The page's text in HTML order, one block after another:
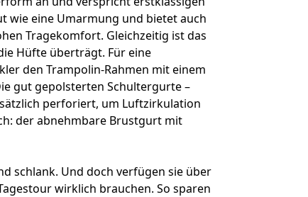
wie eine Umarmung und bietet auch
Tragekomfort. Gleichzeitig ist das
Hüfte überträgt. Für eine
den Trampolin-Rahmen mit einem
gut gepolsterten Schultergurte –
perforiert, um Luftzirkulation
der abnehmbare Brustgurt mit
schlank. Und doch verfügen sie über
wirklich brauchen. So sparen